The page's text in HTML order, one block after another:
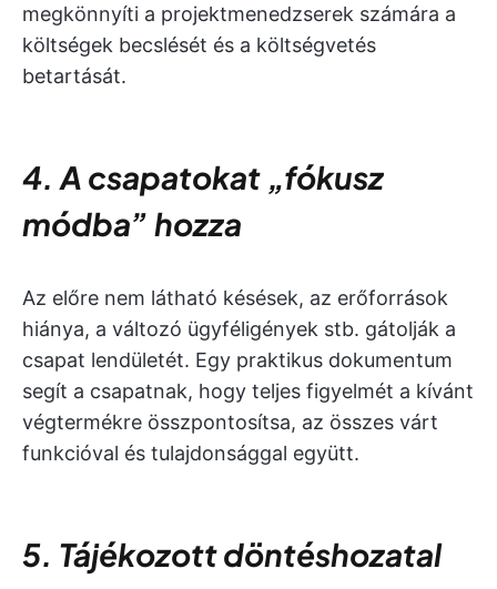
megkönnyíti a projektmenedzserek számára a
költségek becslését és a költségvetés
betartását.
4. A csapatokat „fókusz
módba” hozza
Az előre nem látható késések, az erőforrások
hiánya, a változó ügyféligények stb. gátolják a
csapat lendületét. Egy praktikus dokumentum
segít a csapatnak, hogy teljes figyelmét a kívánt
végtermékre összpontosítsa, az összes várt
funkcióval és tulajdonsággal együtt.
5. Tájékozott döntéshozatal